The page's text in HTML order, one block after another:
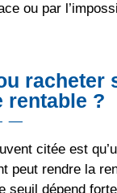
ou par
racheter
rentable ?
citée est
peut rendre la
seuil dépend